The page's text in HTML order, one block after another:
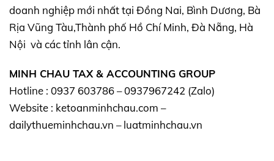
doanh nghiệp mới nhất tại Đồng Nai, Bình Dương, Bà
Rịa Vũng Tàu,Thành phố Hồ Chí Minh, Đà Nẵng, Hà
Nội và các tỉnh lân cận.
MINH CHAU TAX & ACCOUNTING GROUP
Hotline : 0937 603786 – 0937967242 (Zalo)
Website : ketoanminhchau.com –
dailythueminhchau.vn – luatminhchau.vn